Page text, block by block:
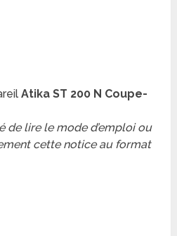
Atika ST 200 N Coupe-
de lire le mode d’emploi ou
cette notice au format